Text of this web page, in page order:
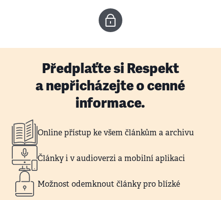
Předplaťte si Respekt
a nepřicházejte o cenné
informace.
Online přístup ke všem článkům a archivu
Články i v audioverzi a mobilní aplikaci
Možnost odemknout články pro blízké